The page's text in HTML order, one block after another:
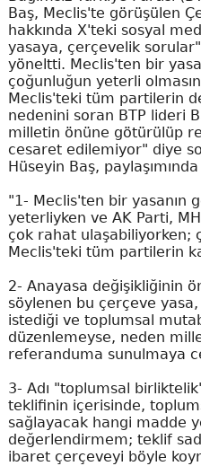
Baş, Meclis'te görüşülen
hakkında X'teki sosyal
yasaya, çerçevelik
yöneltti. Meclis'ten bir
çoğunluğun yeterli
Meclis'teki tüm partilerin
nedenini soran BTP lideri
milletin önüne götürülüp
cesaret edilemiyor" diye
Hüseyin Baş,
"1- Meclis'ten bir yasanın
yeterliyken ve AK Parti,
çok rahat ulaşabiliyorken;
Meclis'teki tüm partilerin
2- Anayasa değişikliğinin
söylenen bu çerçeve
istediği ve toplumsal
düzenlemeyse, neden
referanduma sunulmaya
3- Adı "toplumsal
teklifinin içerisinde,
sağlayacak hangi madde
değerlendirmem; teklif
ibaret çerçeveyi böyle